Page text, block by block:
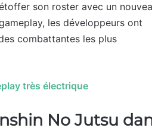
son roster avec un
les développeurs ont
combattantes les plus
très électrique
No Jutsu